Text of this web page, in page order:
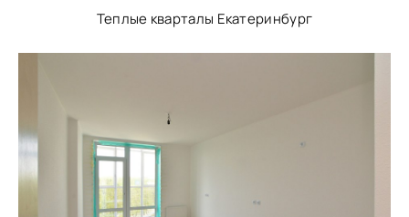
Теплые кварталы Екатеринбург